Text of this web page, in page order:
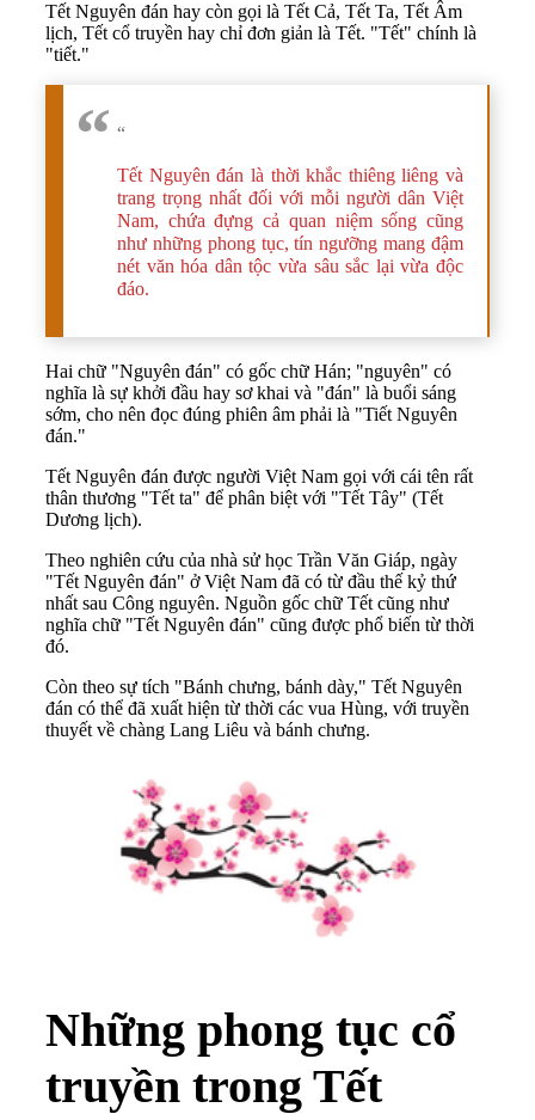
Tết Nguyên đán hay còn gọi là Tết Cả, Tết Ta, Tết Âm
lịch, Tết cổ truyền hay chỉ đơn giản là Tết. "Tết" chính là
"tiết."
“
Tết Nguyên đán là thời khắc thiêng liêng và
trang trọng nhất đối với mỗi người dân Việt
Nam, chứa đựng cả quan niệm sống cũng
như những phong tục, tín ngưỡng mang đậm
nét văn hóa dân tộc vừa sâu sắc lại vừa độc
đáo.
Hai chữ "Nguyên đán" có gốc chữ Hán; "nguyên" có
nghĩa là sự khởi đầu hay sơ khai và "đán" là buổi sáng
sớm, cho nên đọc đúng phiên âm phải là "Tiết Nguyên
đán."
Tết Nguyên đán được người Việt Nam gọi với cái tên rất
thân thương "Tết ta" để phân biệt với "Tết Tây" (Tết
Dương lịch).
Theo nghiên cứu của nhà sử học Trần Văn Giáp, ngày
"Tết Nguyên đán" ở Việt Nam đã có từ đầu thế kỷ thứ
nhất sau Công nguyên. Nguồn gốc chữ Tết cũng như
nghĩa chữ "Tết Nguyên đán" cũng được phổ biến từ thời
đó.
Còn theo sự tích "Bánh chưng, bánh dày," Tết Nguyên
đán có thể đã xuất hiện từ thời các vua Hùng, với truyền
thuyết về chàng Lang Liêu và bánh chưng.
Những phong tục cổ
truyền trong Tết